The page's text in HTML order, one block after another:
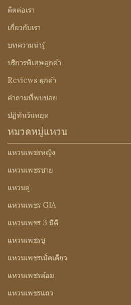
ติดต่อเรา
เกี่ยวกับเรา
บทความน่ารู้
บริการพิเศษลูกค้า
Reviews ลูกค้า
คำถามที่พบบ่อย
ปฏิทินวันหยุด
หมวดหมู่แหวน
แหวนเพชรหญิง
แหวนเพชรชาย
แหวนคู่
แหวนเพชร GIA
แหวนเพชร 3 มิติ
แหวนเพชรชู
แหวนเพชรเม็ดเดียว
แหวนเพชรล้อม
แหวนเพชรแถว